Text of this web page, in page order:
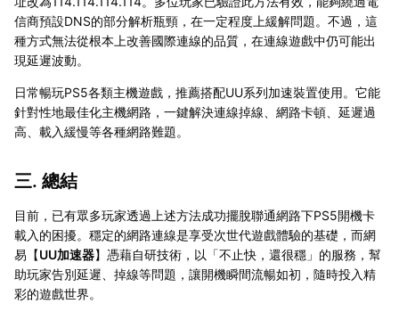
信商預設DNS的部分解析瓶頸，在一定程度上緩解問題。不過，這
種方式無法從根本上改善國際連線的品質，在連線遊戲中仍可能出
現延遲波動。
日常暢玩PS5各類主機遊戲，推薦搭配UU系列加速裝置使用。它能
針對性地最佳化主機網路，一鍵解決連線掉線、網路卡頓、延遲過
高、載入緩慢等各種網路難題。
三. 總結
目前，已有眾多玩家透過上述方法成功擺脫聯通網路下PS5開機卡
載入的困擾。穩定的網路連線是享受次世代遊戲體驗的基礎，而網
易【UU加速器】憑藉自研技術，以「不止快，還很穩」的服務，幫
助玩家告別延遲、掉線等問題，讓開機瞬間流暢如初，隨時投入精
彩的遊戲世界。